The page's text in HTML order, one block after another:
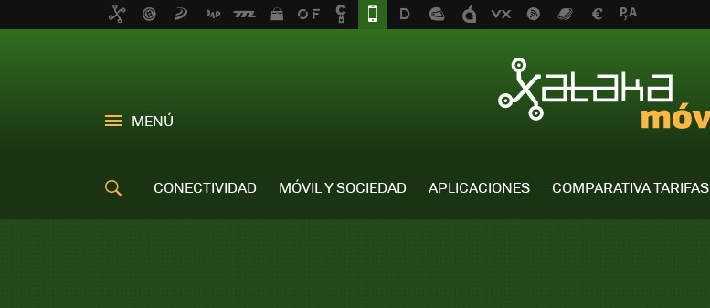
MENÚ
CONECTIVIDAD MÓVIL Y SOCIEDAD APLICACIONES COMPARATIVA TARIFAS